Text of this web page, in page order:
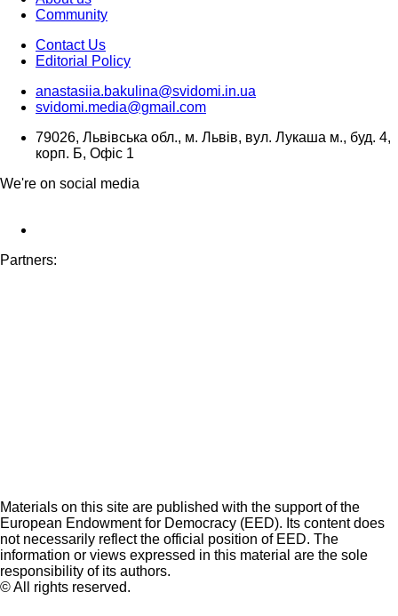
Community
Contact Us
Editorial Policy
anastasiia.bakulina@svidomi.in.ua
svidomi.media@gmail.com
79026, Львівська обл., м. Львів, вул. Лукаша м., буд. 4,
корп. Б, Офіс 1
We're on social media
Partners:
Materials on this site are published with the support of the
European Endowment for Democracy (EED). Its content does
not necessarily reflect the official position of EED. The
information or views expressed in this material are the sole
responsibility of its authors.
© All rights reserved.